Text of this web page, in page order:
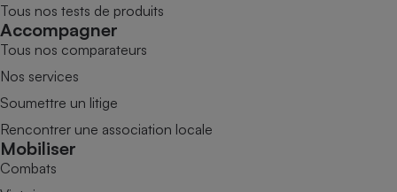
Tous nos tests de produits
Accompagner
Tous nos comparateurs
Nos services
Soumettre un litige
Rencontrer une association locale
Mobiliser
Combats